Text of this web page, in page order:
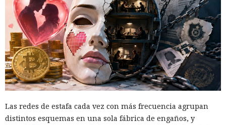
Las redes de estafa cada vez con más frecuencia agrupan
distintos esquemas en una sola fábrica de engaños, y